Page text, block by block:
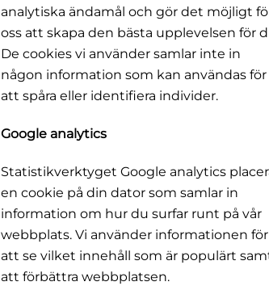
analytiska ändamål och gör det möjligt
oss att skapa den bästa upplevelsen för
De cookies vi använder samlar inte in
någon information som kan användas för
att spåra eller identifiera individer.
Google analytics
Statistikverktyget Google analytics
en cookie på din dator som samlar in
information om hur du surfar runt på vår
webbplats. Vi använder informationen för
att se vilket innehåll som är populärt
att förbättra webbplatsen.